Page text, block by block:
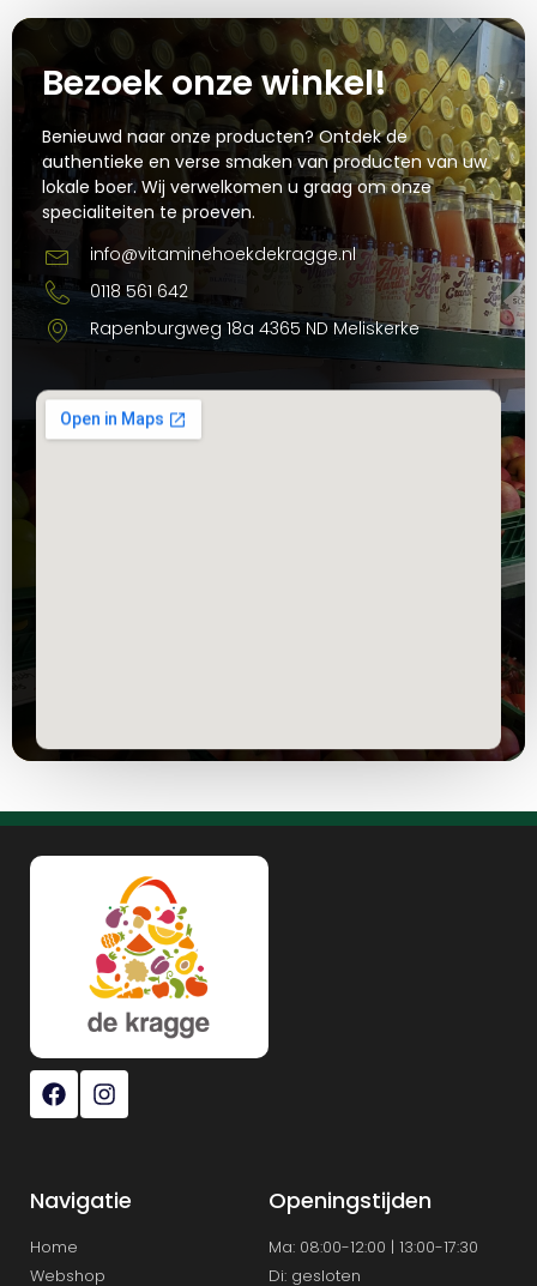
Bezoek onze winkel!
Benieuwd naar onze producten? Ontdek de
authentieke en verse smaken van producten van uw
lokale boer. Wij verwelkomen u graag om onze
specialiteiten te proeven.
info@vitaminehoekdekragge.nl
0118 561 642
Rapenburgweg 18a 4365 ND Meliskerke
Navigatie
Home
Webshop
Openingstijden
Ma: 08:00-12:00 | 13:00-17:30
Di: gesloten